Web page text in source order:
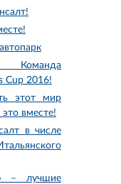
Команда
Cup 2016!
этот мир
вместе!
в числе
– лучшие